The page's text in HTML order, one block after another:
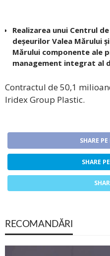
Realizarea unui Centrul
deșeurilor Valea Mărului
Mărului componente ale
management integrat al
Contractul de 50,1
Iridex Group Plastic.
SHARE
SHARE
RECOMANDĂRI